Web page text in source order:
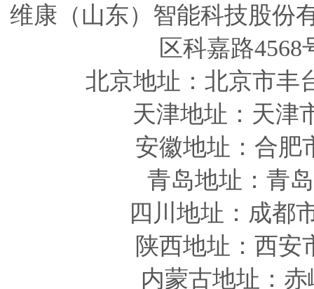
维康（山东）智能科技股
区科嘉路
北京地址：北京市丰
天津地址 ：天津
安徽地址 ：合
青岛地址 ：青
四川 地址 ：成都
陕西地址 ：西
内蒙古地址：